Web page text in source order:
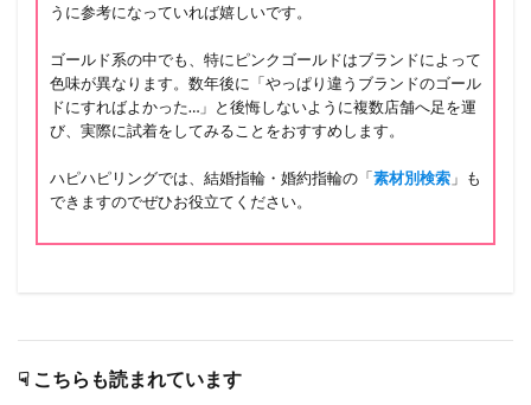
うに参考になっていれば嬉しいです。
ゴールド系の中でも、特にピンクゴールドはブランドによって
色味が異なります。数年後に「やっぱり違うブランドのゴール
ドにすればよかった…」と後悔しないように複数店舗へ足を運
び、実際に試着をしてみることをおすすめします。
ハピハピリングでは、結婚指輪・婚約指輪の「素材別検索 」も
できますのでぜひお役立てください。
☟ こちらも読まれています